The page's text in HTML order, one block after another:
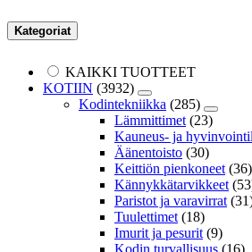
Kategoriat
KAIKKI TUOTTEET
KOTIIN (3932)
Kodintekniikka (285)
Lämmittimet (23)
Kauneus- ja
Äänentoisto (30)
Keittiön pienkoneet (36)
Kännykkätarvikkeet
Paristot ja varavirrat
Tuulettimet (18)
Imurit ja pesurit (9)